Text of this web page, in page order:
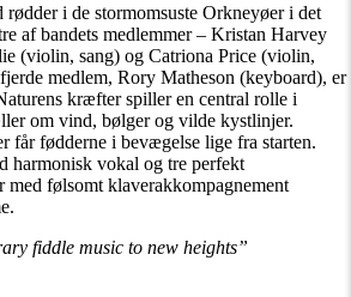
rødder i de stormomsuste Orkneyøer i det
af bandets medlemmer – Kristan Harvey
(violin, sang) og Catriona Price (violin,
medlem, Rory Matheson (keyboard), er
kræfter spiller en central rolle i
om vind, bølger og vilde kystlinjer.
får fødderne i bevægelse lige fra starten.
harmonisk vokal og tre perfekt
med følsomt klaverakkompagnement
fiddle music to new heights”